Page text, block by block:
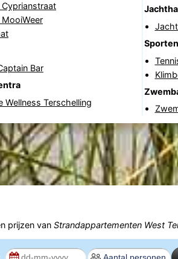
Cyprianstraat
MooiWeer
Bar
Wellness Terschelling
Sporten
prijzen van Strandappartementen West